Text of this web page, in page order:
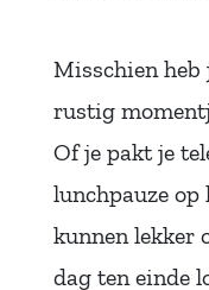
Misschien heb
rustig
Of je pakt je
lunchpauze op
kunnen lekker
dag ten einde